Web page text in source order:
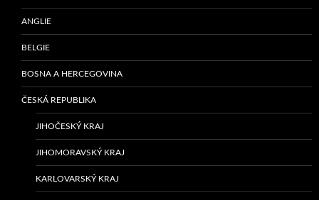
ANGLIE
BELGIE
BOSNA A HERCEGOVINA
ČESKÁ REPUBLIKA
JIHOČESKÝ KRAJ
JIHOMORAVSKÝ KRAJ
KARLOVARSKÝ KRAJ